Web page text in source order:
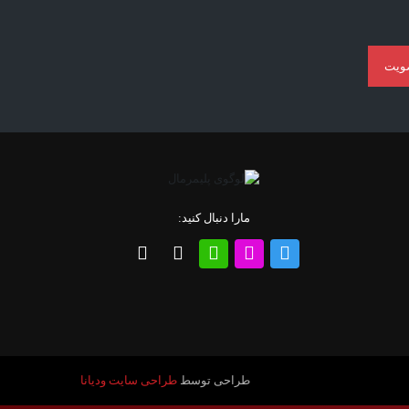
مارا دنبال کنید:
طراحی توسط طراحی سایت ودیانا